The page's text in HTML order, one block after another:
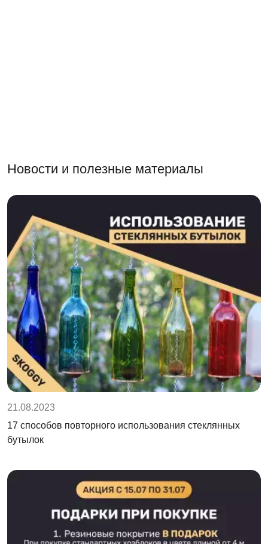
Новости и полезные материалы
21.08.2023
17 способов повторного использования стеклянных
бутылок